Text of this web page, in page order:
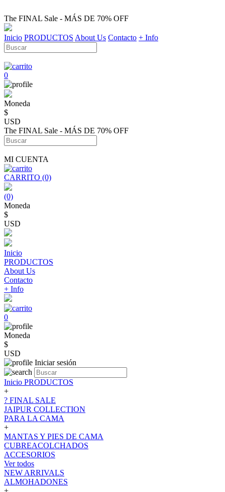
The FINAL Sale - MÁS DE 70% OFF
Inicio PRODUCTOS About Us Contacto + Info
0
Moneda
$
USD
The FINAL Sale - MÁS DE 70% OFF
MI CUENTA
CARRITO (0)
(0)
Moneda
$
USD
Inicio
PRODUCTOS
About Us
Contacto
+ Info
0
Moneda
$
USD
Iniciar sesión
Inicio PRODUCTOS
+
? FINAL SALE
JAIPUR COLLECTION
PARA LA CAMA
+
MANTAS Y PIES DE CAMA
CUBREACOLCHADOS
ACCESORIOS
Ver todos
NEW ARRIVALS
ALMOHADONES